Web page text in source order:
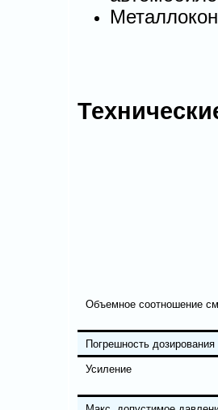
Объемное соотношение
Погрешность дозирования
Усиление